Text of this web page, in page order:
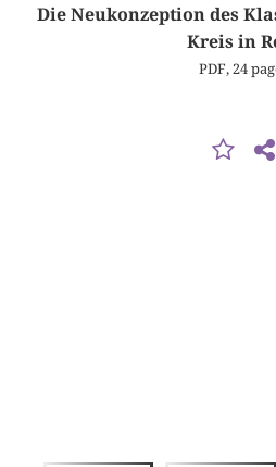
Die Neukonzeption des
Kreis in
PDF, 24